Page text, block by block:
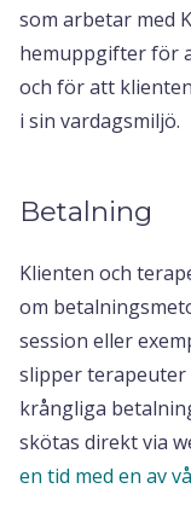
som arbetar med
hemuppgifter för
och för att
i sin vardagsmiljö.
Betalning
Klienten och
om
session eller
slipper terapeuter
krångliga
skötas direkt via
en tid med en av